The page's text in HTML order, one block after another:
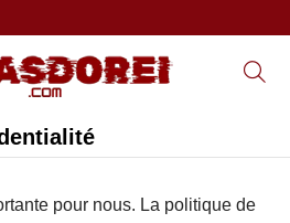
pour nous. La politique de